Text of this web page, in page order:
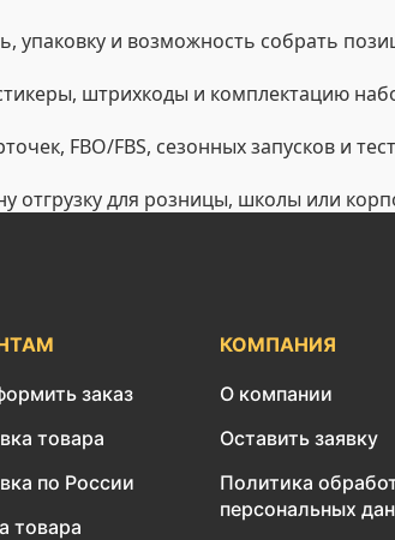
упаковку и возможность собрать
штрихкоды и комплектацию
FBO/FBS, сезонных запусков и
отгрузку для розницы, школы или
заказ
товара
по России
товара
КОМПАНИЯ
О компании
Оставить заявку
Политика
персональных